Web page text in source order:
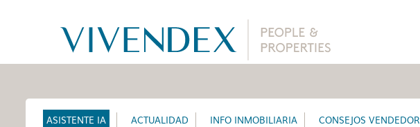
ASISTENTE IA ACTUALIDAD INFO INMOBILIARIA CONSEJOS VENDEDOR